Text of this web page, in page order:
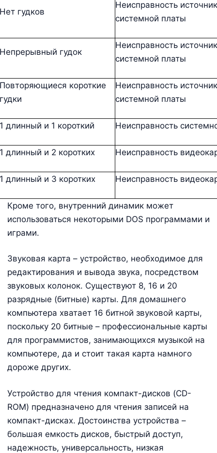
Нет гудков
Неисправность
системной платы
Непрерывный гудок
Неисправность
системной платы
Повторяющиеся короткие
гудки
Неисправность
системной платы
1 длинный и 1 короткий Неисправность
1 длинный и 2 коротких Неисправность
1 длинный и 3 коротких Неисправность
Кроме того, внутренний динамик может
использоваться некоторыми DOS программами и
играми.
Звуковая карта – устройство, необходимое для
редактирования и вывода звука, посредством
звуковых колонок. Существуют 8, 16 и 20
разрядные (битные) карты. Для домашнего
компьютера хватает 16 битной звуковой карты,
поскольку 20 битные – профессиональные карты
для программистов, занимающихся музыкой на
компьютере, да и стоит такая карта намного
дороже других.
Устройство для чтения компакт-дисков (CD-
ROM) предназначено для чтения записей на
компакт-дисках. Достоинства устройства –
большая емкость дисков, быстрый доступ,
надежность, универсальность, низкая